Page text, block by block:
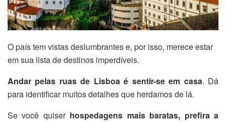
O país tem vistas deslumbrantes e, por isso, merece estar
em sua lista de destinos imperdíveis.
Andar pelas ruas de Lisboa é sentir-se em casa. Dá
para identificar muitos detalhes que herdamos de lá.
Se você quiser hospedagens mais baratas, prefira a